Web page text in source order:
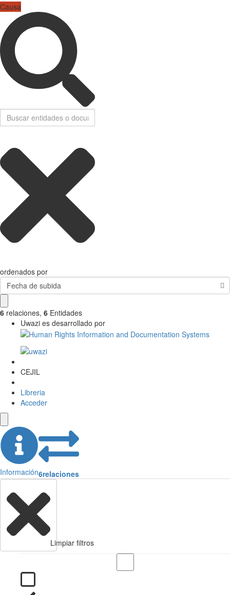
Causa
ordenados por
Fecha de subida
6 relaciones, 6 Entidades
Uwazi es desarrollado por
CEJIL
Libreria
Acceder
Información6relaciones
Limpiar filtros